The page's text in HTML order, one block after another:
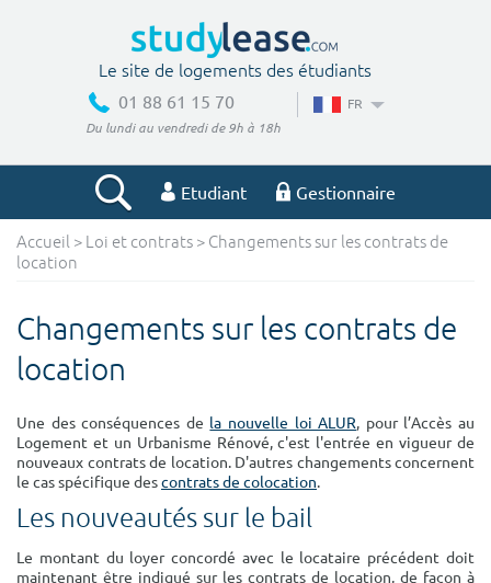
Le site de logements des étudiants
01 88 61 15 70
Du lundi au vendredi de 9h à 18h
FR
Etudiant Gestionnaire
Votre recherche
€ €
Surface min
m²
Surface max
m²
Accueil > Loi et contrats > Changements sur les contrats de
location
Changements sur les contrats de
location
Une des conséquences de la nouvelle loi ALUR, pour l’Accès au
Logement et un Urbanisme Rénové, c'est l'entrée en vigueur de
nouveaux contrats de location. D'autres changements concernent
le cas spécifique descontrats de colocation.
Les nouveautés sur le bail
Le montant du loyer concordé avec le locataire précédent doit
maintenant être indiqué sur les contrats de location, de façon à